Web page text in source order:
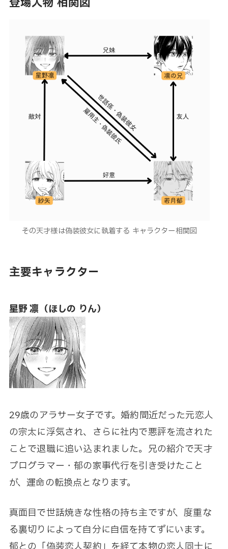
その天才様は偽装彼女に執着する キャラクター相関図
主要キャラクター
星野 凛（ほしの りん）
29歳のアラサー女子です。婚約間近だった元恋人
の宗太に浮気され、さらに社内で悪評を流された
ことで退職に追い込まれました。兄の紹介で天才
プログラマー・郁の家事代行を引き受けたこと
が、運命の転換点となります。
真面目で世話焼きな性格の持ち主ですが、度重な
る裏切りによって自分に自信を持てずにいます。